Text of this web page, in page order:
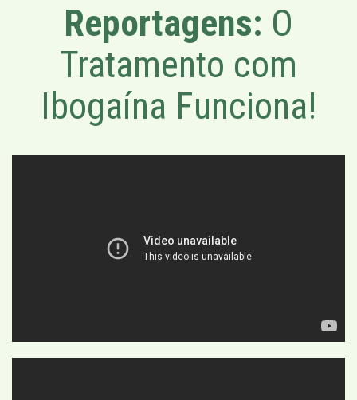
Reportagens: O
Tratamento com
Ibogaína Funciona!